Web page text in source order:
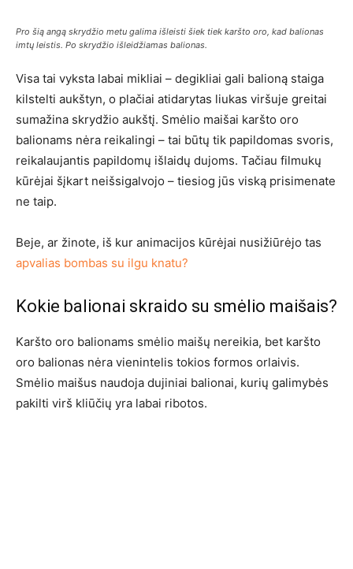
Pro šią angą skrydžio metu galima išleisti šiek tiek karšto oro, kad balionas
imtų leistis. Po skrydžio išleidžiamas balionas.
Visa tai vyksta labai mikliai – degikliai gali balioną staiga
kilstelti aukštyn, o plačiai atidarytas liukas viršuje greitai
sumažina skrydžio aukštį. Smėlio maišai karšto oro
balionams nėra reikalingi – tai būtų tik papildomas svoris,
reikalaujantis papildomų išlaidų dujoms. Tačiau filmukų
kūrėjai šįkart neišsigalvojo – tiesiog jūs viską prisimenate
ne taip.
Beje, ar žinote, iš kur animacijos kūrėjai nusižiūrėjo tas
apvalias bombas su ilgu knatu?
Kokie balionai skraido su smėlio maišais?
Karšto oro balionams smėlio maišų nereikia, bet karšto
oro balionas nėra vienintelis tokios formos orlaivis.
Smėlio maišus naudoja dujiniai balionai, kurių galimybės
pakilti virš kliūčių yra labai ribotos.